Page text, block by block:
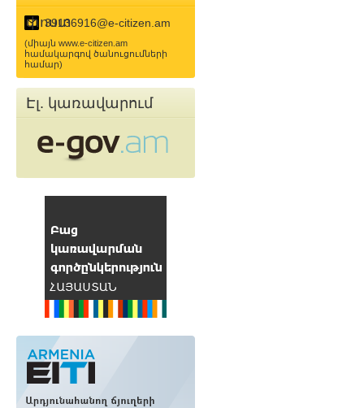
փոստ
39136916@e-citizen.am
(միայն www.e-citizen.am
համակարգով ծանուցումների
համար)
Էլ. կառավարում